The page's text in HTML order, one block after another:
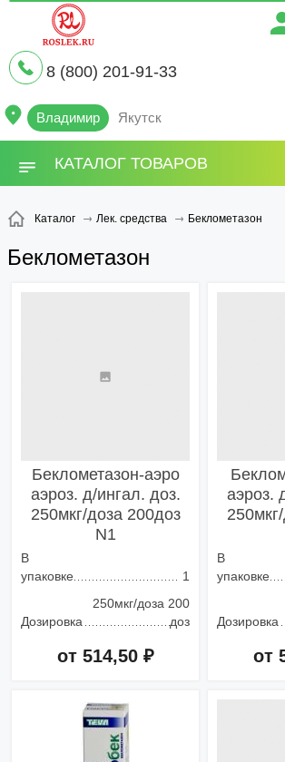
8 (800) 201-91-33
Владимир Якутск
КАТАЛОГ ТОВАРОВ
Каталог Лек. средства Беклометазон
Беклометазон
Беклометазон-аэро
аэроз. д/ингал. доз.
250мкг/доза 200доз
N1
В
упаковке
1
Дозировка
250мкг/доза 200
доз
от 514,50 ₽
аэроз.
В
упаковке
Дозировка
от